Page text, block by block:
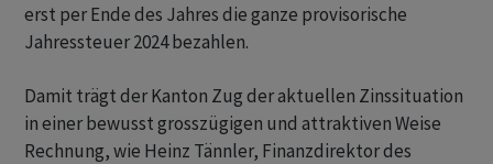
erst per Ende des Jahres die ganze provisorische
Jahressteuer 2024 bezahlen.
Damit trägt der Kanton Zug der aktuellen Zinssituation
in einer bewusst grosszügigen und attraktiven Weise
Rechnung, wie Heinz Tännler, Finanzdirektor des